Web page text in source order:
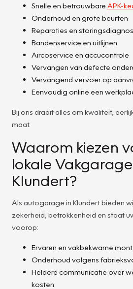
Snelle en betrouwbare APK-
Onderhoud en grote beurten
Reparaties en
Bandenservice en uitlijnen
Aircoservice en accucontrole
Vervangen van defecte
Vervangend vervoer op
Eenvoudig online een
Bij ons draait alles om kwaliteit,
maat.
Waarom kiezen
lokale
Klundert?
Als autogarage in Klundert bieden
zekerheid, betrokkenheid en staat
voorop:
Ervaren en vakbekwame
Onderhoud volgens
Heldere communicatie over
kosten